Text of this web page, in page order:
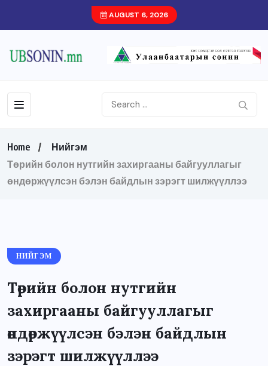
AUGUST 6, 2026
Home
Нийгэм
Төрийн болон нутгийн захиргааны байгууллагыг
өндөржүүлсэн бэлэн байдлын зэрэгт шилжүүллээ
НИЙГЭМ
Төрийн болон нутгийн
захиргааны байгууллагыг
өндөржүүлсэн бэлэн байдлын
зэрэгт шилжүүллээ